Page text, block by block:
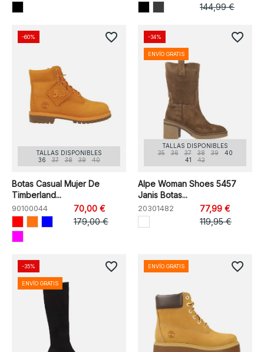
144,99 €
TALLAS DISPONIBLES
36
37 38 39 40
Botas Casual Mujer De
Timberland...
90100044
70,00 €
179,00 €
-60% favorite_border
TALLAS DISPONIBLES
35
36 37 38 39
40
41
42
Alpe Woman Shoes 5457
Janis Botas...
20301482
77,99 €
119,95 €
-34%
ENVÍO GRATIS
favorite_border
-35%
ENVÍO GRATIS
favorite_border ENVÍO GRATIS favorite_border